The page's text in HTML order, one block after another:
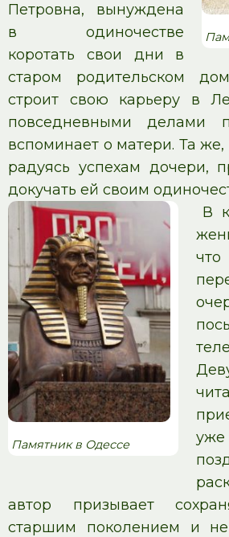
Петровна, вынуждена
в одиночестве
коротать свои дни в
старом родительском
строит свою карьеру в
повседневными делами
вспоминает о матери. Та
радуясь успехам дочери,
докучать ей своим
Памятник в Одессе
В
автор призывает
старшим поколением и не